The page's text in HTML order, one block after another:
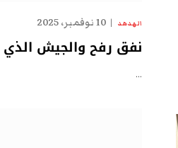
الهدهد 10 نوفمبر، 2025
نفق رفح والجيش الذي
…